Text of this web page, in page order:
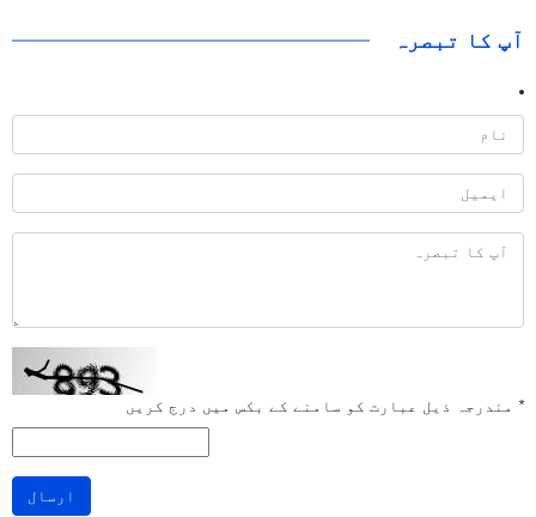
آپ کا تبصرہ
* مندرجہ ذیل عبارت کو سامنے کے بکس میں درج کریں
ارسال